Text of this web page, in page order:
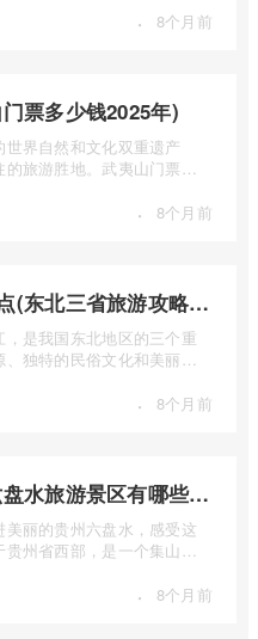
· 8个月前
票多少钱2025年)
界自然和文化双重遗产
旅游胜地。武夷山门票多
· 8个月前
东北三省旅游攻略必去景点(东北三省旅游攻略必去景点视频介绍)
是我国东北地区的三个重
独特的民俗文化和美丽的
· 8个月前
六盘水旅游景区有哪些(六盘水旅游景区有哪些景点值得去)
丽的贵州六盘水，感受这
州省西部，是一个集山水
· 8个月前